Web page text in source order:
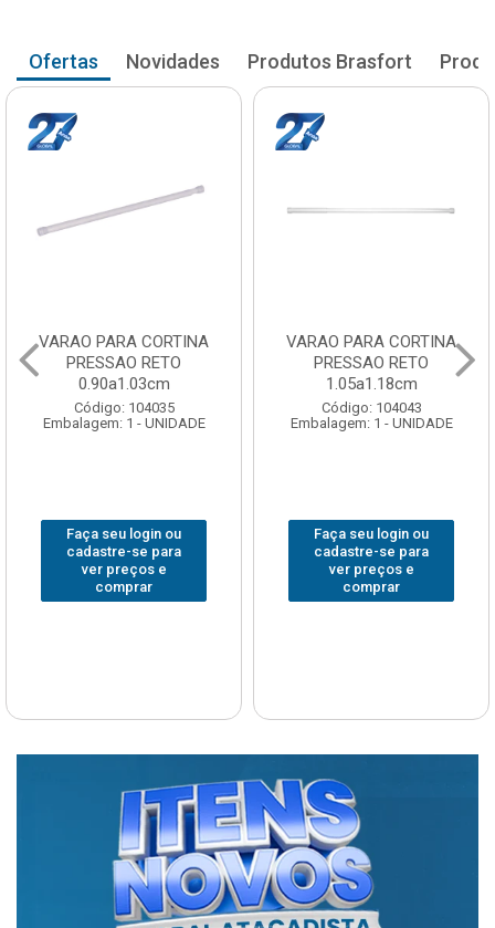
Ofertas Novidades Produtos Brasfort
VARAO PARA CORTINA
PRESSAO RETO
1.05a1.18cm
Código: 104043
Embalagem: 1 - UNIDADE
Faça seu login ou
cadastre-se para
ver preços e
comprar
VARAO PARA CORTINA
PRESSAO RETO
1.20a1.33cm
Código: 104051
Embalagem: 1 - UNIDADE
Faça seu login ou
cadastre-se para
ver preços e
comprar